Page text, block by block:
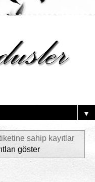
▼
sahip kayıtlar
göster